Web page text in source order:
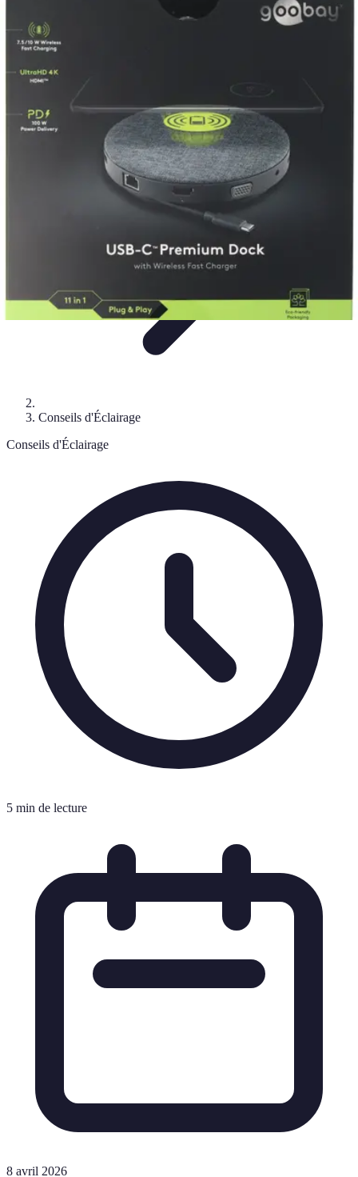
Inspiration
IntérieurTendances
Éclairage Déco
Conseils d'Éclairage
Conseils d'Éclairage
5 min de lecture
8 avril 2026